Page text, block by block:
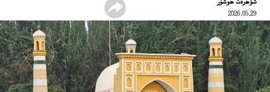
شۆھرەت ھوشۇر
2026.05.29